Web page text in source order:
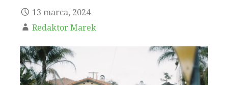
13 marca, 2024
Redaktor Marek